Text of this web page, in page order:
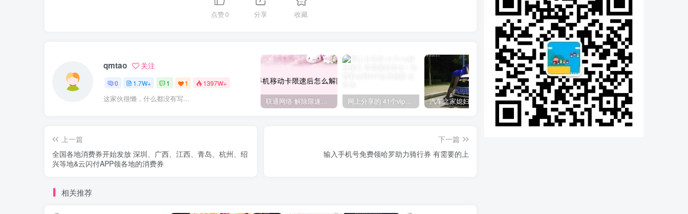
点赞0 分享 收藏
qmtao 关注
0 1.7W+ 1 1 1397W+
这家伙很懒，什么都没有写... 联通网络 解除限速方法参考！畅享、畅玩、老白干等及其它地区自测了 网上分享的 41个vip解析接口 有需要的拿去~ 免费看全网VIP会员视频 汽车之家媳妇当车模，四年大汇总，500多张媳妇图 优惠寄快递最高便宜一半多！白鸽惠递
上一篇
全国各地消费券开始发放 深圳、广西、江西、青岛、杭州、绍
兴等地&云闪付APP领各地的消费券
下一篇
输入手机号免费领哈罗助力骑行券 有需要的上
相关推荐